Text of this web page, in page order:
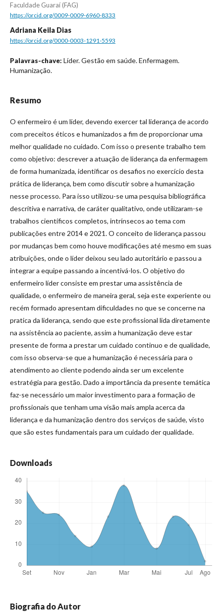
Faculdade Guaraí (FAG)
https://orcid.org/0009-0009-6960-8333
Adriana Keila Dias
https://orcid.org/0000-0003-1291-5593
Palavras-chave: Líder. Gestão em saúde. Enfermagem.
Humanização.
Resumo
O enfermeiro é um líder, devendo exercer tal liderança de acordo
com preceitos éticos e humanizados a fim de proporcionar uma
melhor qualidade no cuidado. Com isso o presente trabalho tem
como objetivo: descrever a atuação de liderança da enfermagem
de forma humanizada, identificar os desafios no exercício desta
prática de liderança, bem como discutir sobre a humanização
nesse processo. Para isso utilizou-se uma pesquisa bibliográfica
descritiva e narrativa, de caráter qualitativo, onde utilizaram-se
trabalhos científicos completos, intrínsecos ao tema com
publicações entre 2014 e 2021. O conceito de liderança passou
por mudanças bem como houve modificações até mesmo em suas
atribuições, onde o líder deixou seu lado autoritário e passou a
integrar a equipe passando a incentivá-los. O objetivo do
enfermeiro líder consiste em prestar uma assistência de
qualidade, o enfermeiro de maneira geral, seja este experiente ou
recém formado apresentam dificuldades no que se concerne na
pratica da liderança, sendo que este profissional lida diretamente
na assistência ao paciente, assim a humanização deve estar
presente de forma a prestar um cuidado continuo e de qualidade,
com isso observa-se que a humanização é necessária para o
atendimento ao cliente podendo ainda ser um excelente
estratégia para gestão. Dado a importância da presente temática
faz-se necessário um maior investimento para a formação de
profissionais que tenham uma visão mais ampla acerca da
liderança e da humanização dentro dos serviços de saúde, visto
que são estes fundamentais para um cuidado der qualidade.
Downloads
Biografia do Autor